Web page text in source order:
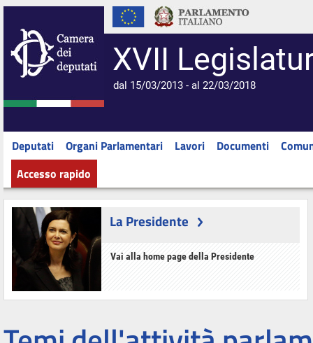
XVII
dal 15/03/2013 - al 22/03/2018
Deputati Organi Parlamentari Lavori Documenti
Accesso rapido
La Presidente
Vai alla home page della Presidente